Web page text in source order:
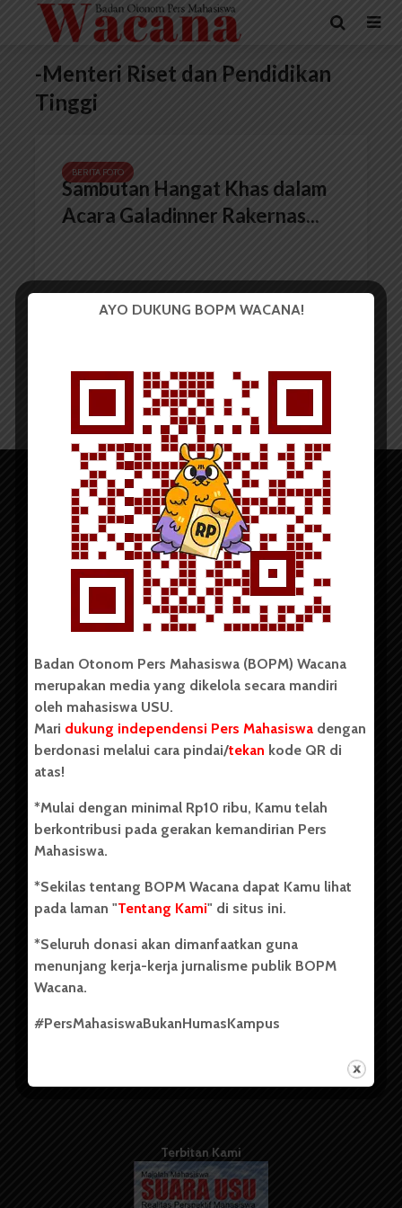
-Menteri Riset dan Pendidikan
Tinggi
BERITA FOTO
Sambutan Hangat Khas dalam
Acara Galadinner Rakernas...
Copyright © 2023. All rights reserved BOPM WACANA.
Badan Otonom Pers Mahasiswa (BOPM) Wacana merupakan
pers mahasiswa yang berdiri di luar kampus dan dikelola
secara mandiri oleh mahasiswa Universitas Sumatera Utara
(USU). Sebelumnya BOPM Wacana merupakan salah satu
Unit Kegiatan Mahasiswa (UKM) di Universitas Sumatera
berdiri pada 1 Juli 1995.
Tentang Kami
Info Iklan
Pedoman Media Siber
Terbitan Kami
AYO DUKUNG BOPM WACANA!
Badan Otonom Pers Mahasiswa (BOPM) Wacana
merupakan media yang dikelola secara mandiri
oleh mahasiswa USU.
Mari dukung independensi Pers Mahasiswa dengan
berdonasi melalui cara pindai/tekan kode QR di
atas!
*Mulai dengan minimal Rp10 ribu, Kamu telah
berkontribusi pada gerakan kemandirian Pers
Mahasiswa.
*Sekilas tentang BOPM Wacana dapat Kamu lihat
pada laman "Tentang Kami" di situs ini.
*Seluruh donasi akan dimanfaatkan guna
menunjang kerja-kerja jurnalisme publik BOPM
Wacana.
#PersMahasiswaBukanHumasKampus